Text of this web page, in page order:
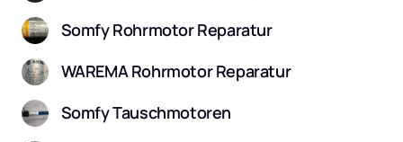
Somfy Rohrmotor Reparatur
WAREMA Rohrmotor Reparatur
Somfy Tauschmotoren